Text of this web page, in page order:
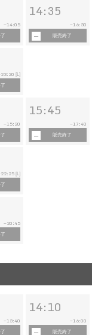
~14:05
14:35
~16:30
販売終了
23:20 [L]
~15:20
15:45
~17:40
販売終了
22:25 [L]
~ 20:45
~13:40
14:10
~16:00
販売終了